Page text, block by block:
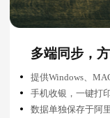
多端同步，
提供Windows、
手机收银，一键打
数据单独保存于阿